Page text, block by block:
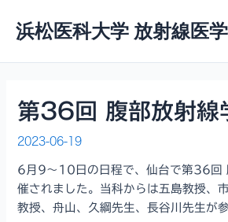
ス
浜松医科大学 放射線医
第36回 腹部放射線
2023-06-19
6月9〜10日の日程で、仙台で第36回
催されました。当科からは五島教授、
教授、舟山、久綱先生、長谷川先生が